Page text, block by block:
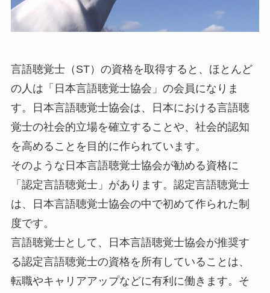
言語聴覚士（ST）の資格を取得すると、ほとんど
の人は「日本言語聴覚士協会」の会員になりま
す。日本言語聴覚士協会は、日本における言語聴
覚士の社会的立場を確立することや、社会的認知
を高めることを目的に作られています。
そのような日本言語聴覚士協会が勧める資格に
「認定言語聴覚士」があります。認定言語聴覚士
は、日本言語聴覚士協会の中で初めて作られた制
度です。
言語聴覚士として、日本言語聴覚士協会が推奨す
る認定言語聴覚士の資格を所有していることは、
転職やキャリアアップなどに有利に働きます。そ